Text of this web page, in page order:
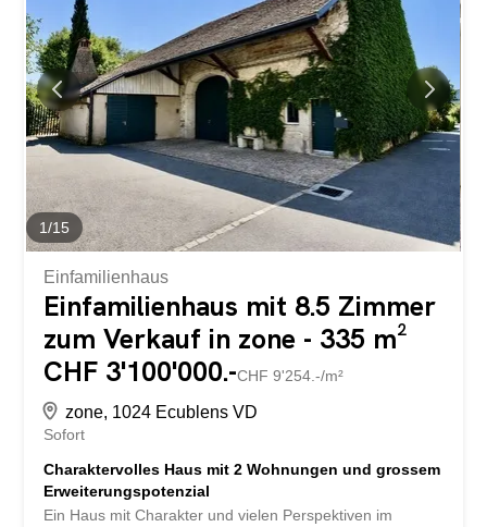
ausgerichtete Wohnung profitiert von großzügigem
natürlichem Licht und öffnet sich zu einem herrlichen
Privatgarten von ca. 750 m², der zu Entspannung und
Geselligkeit einlädt. Dank seiner geräumigen Volumen
und dem direkten Zugang nach außen bietet dieses
Objekt das Gefühl, in einem Haus zu leben und
gleichzeitig die Vorteile einer Wohnung zu genießen:
kontrollierte Nebenkosten, keine Wartung des Daches
oder der Fassade und perfekt gepflegte...
1/15
Einfamilienhaus
Einfamilienhaus mit 8.5 Zimmer
zum Verkauf in zone - 335 m²
CHF 3'100'000.-CHF 9'254.-/m²
zone, 1024 Ecublens VD
Sofort
Charaktervolles Haus mit 2 Wohnungen und grossem
Erweiterungspotenzial
Ein Haus mit Charakter und vielen Perspektiven im